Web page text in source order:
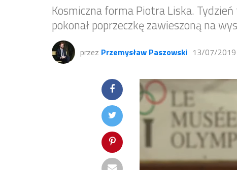
Kosmiczna forma Piotra Liska.
pokonał poprzeczkę zawieszoną na
przez Przemysław Paszowski 13/07/2019